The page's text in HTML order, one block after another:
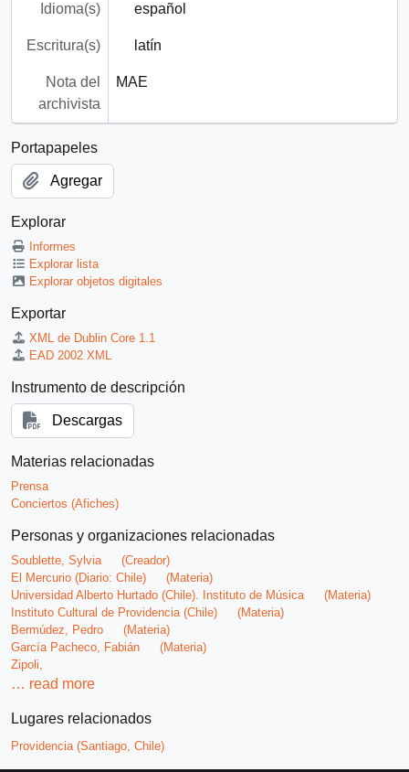
Idioma(s) español
Escritura(s) latín
Nota del
archivista
MAE
Portapapeles
Agregar
Explorar
Informes
Explorar lista
Explorar objetos digitales
Exportar
XML de Dublin Core 1.1
EAD 2002 XML
Instrumento de descripción
Descargas
Materias relacionadas
Prensa
Conciertos (Afiches)
Personas y organizaciones relacionadas
Soublette, Sylvia
(Creador)
El Mercurio (Diario: Chile)
(Materia)
Universidad Alberto Hurtado (Chile). Instituto de Música
(Materia)
Instituto Cultural de Providencia (Chile)
(Materia)
Bermúdez, Pedro
(Materia)
García Pacheco, Fabián
(Materia)
Zipoli,
… read more
Lugares relacionados
Providencia (Santiago, Chile)